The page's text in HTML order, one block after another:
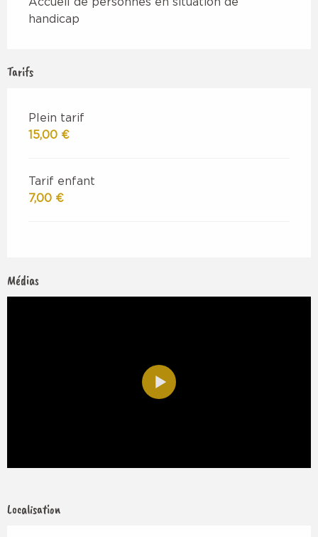
handicap
Tarifs
Plein tarif
15,00 €
Tarif enfant
7,00 €
Médias
Localisation